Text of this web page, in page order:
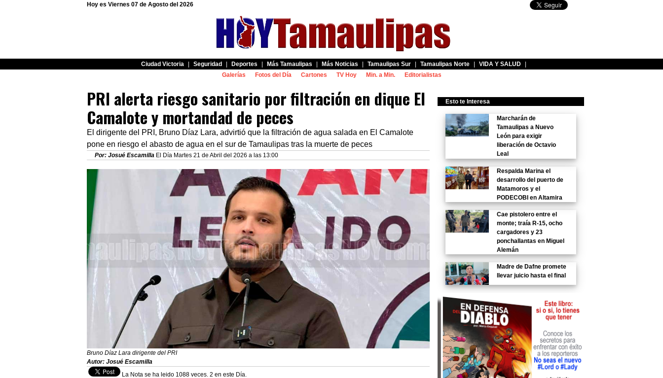
Hoy es Viernes 07 de Agosto del 2026
Ciudad Victoria Seguridad Deportes Más Tamaulipas Más Noticias Tamaulipas Sur Tamaulipas Norte VIDA Y SALUD
Galerías
Fotos del Día Cartones TV Hoy Min. a Min. Editorialistas
PRI alerta riesgo sanitario por filtración en dique El
Camalote y mortandad de peces
El dirigente del PRI, Bruno Díaz Lara, advirtió que la filtración de agua salada en El Camalote
pone en riesgo el abasto de agua en el sur de Tamaulipas tras la muerte de peces
Por: Josué Escamilla El Día Martes 21 de Abril del 2026 a las 13:00
Bruno Díaz Lara dirigente del PRI
Autor: Josué Escamilla
La Nota se ha leido 1088 veces. 2 en este Día.
Esto te Interesa
Marcharán de
Tamaulipas a Nuevo
León para exigir
liberación de Octavio
Leal
Respalda Marina el
desarrollo del puerto de
Matamoros y el
PODECOBI en Altamira
Cae pistolero entre el
monte; traía R-15, ocho
cargadores y 23
ponchallantas en Miguel
Alemán
Madre de Dafne promete
llevar juicio hasta el final